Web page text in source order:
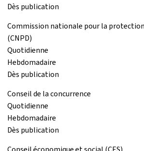
Dès publication
Commission nationale pour la
(CNPD)
Quotidienne
Hebdomadaire
Dès publication
Conseil de la concurrence
Quotidienne
Hebdomadaire
Dès publication